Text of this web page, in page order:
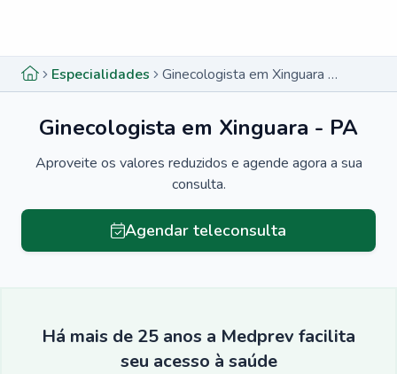
Especialidades Ginecologista em Xinguara - PA
Ginecologista em Xinguara - PA
Aproveite os valores reduzidos e agende agora a sua
consulta.
Agendar teleconsulta
Há mais de 25 anos a Medprev facilita
seu acesso à saúde